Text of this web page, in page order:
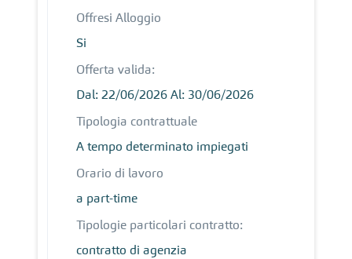
Offresi Alloggio
Si
Offerta valida:
Dal: 22/06/2026 Al: 30/06/2026
Tipologia contrattuale
A tempo determinato impiegati
Orario di lavoro
a part-time
Tipologie particolari contratto:
contratto di agenzia